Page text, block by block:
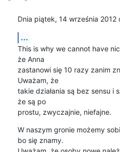
Dnia piątek, 14 września 2012
...
This is why we cannot have
że Anna
zastanowi się 10 razy zanim
Uważam, że
takie działania są bez sensu i
że są po
prostu, zwyczajnie, niefajne.
W naszym gronie możemy
bo się znamy.